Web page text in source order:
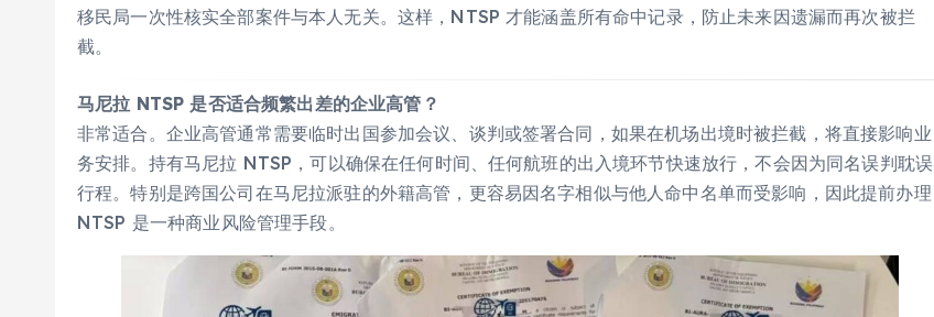
移民局一次性核实全部案件与本人无关。这样，NTSP 才能涵盖所有命中记录，防止未来因遗漏而再次被拦
截。
马尼拉 NTSP 是否适合频繁出差的企业高管？
非常适合。企业高管通常需要临时出国参加会议、谈判或签署合同，如果在机场出境时被拦截，将直接影响业
务安排。持有马尼拉 NTSP，可以确保在任何时间、任何航班的出入境环节快速放行，不会因为同名误判耽误
行程。特别是跨国公司在马尼拉派驻的外籍高管，更容易因名字相似与他人命中名单而受影响，因此提前办理
NTSP 是一种商业风险管理手段。